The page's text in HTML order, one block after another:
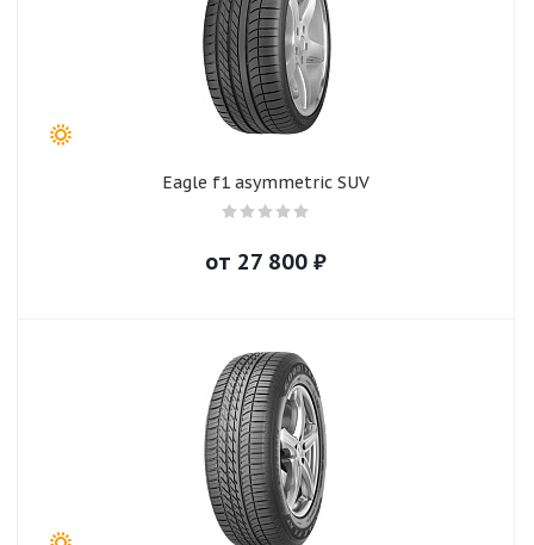
Eagle f1 asymmetric SUV
от 27 800 ₽